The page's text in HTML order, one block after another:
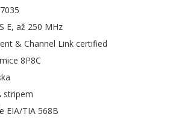
E, až 250 MHz
& Channel Link certified
8P8C
stripem
EIA/TIA 568B